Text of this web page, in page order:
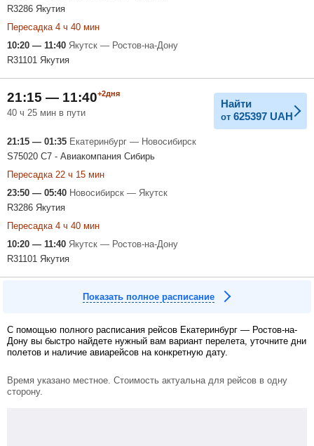
R3286 Якутия
Пересадка 4 ч 40 мин
10:20 — 11:40 Якутск — Ростов-на-Дону
R31101 Якутия
21:15 — 11:40+2дня
40 ч 25 мин в пути
Найти
от 625397 UAH
21:15 — 01:35 Екатеринбург — Новосибирск
S75020 С7 - Авиакомпания Сибирь
Пересадка 22 ч 15 мин
23:50 — 05:40 Новосибирск — Якутск
R3286 Якутия
Пересадка 4 ч 40 мин
10:20 — 11:40 Якутск — Ростов-на-Дону
R31101 Якутия
Показать полное расписание
С помощью полного расписания рейсов Екатеринбург — Ростов-на-
Дону вы быстро найдете нужный вам вариант перелета, уточните дни
полетов и наличие авиарейсов на конкретную дату.
Время указано местное. Стоимость актуальна для рейсов в одну
сторону.